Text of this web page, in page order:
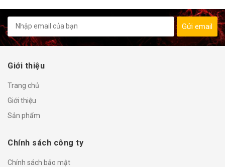
Gửi email
Giới thiệu
Trang chủ
Giới thiệu
Sản phẩm
Chính sách công ty
Chính sách bảo mật